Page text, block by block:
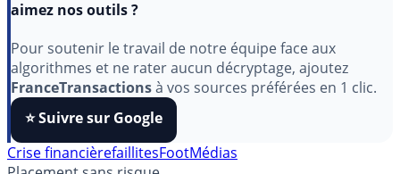
aimez nos outils ?
Pour soutenir le travail de notre équipe face aux
algorithmes et ne rater aucun décryptage, ajoutez
FranceTransactionsà vos sources préférées en 1 clic.
⭐️ Suivre sur Google